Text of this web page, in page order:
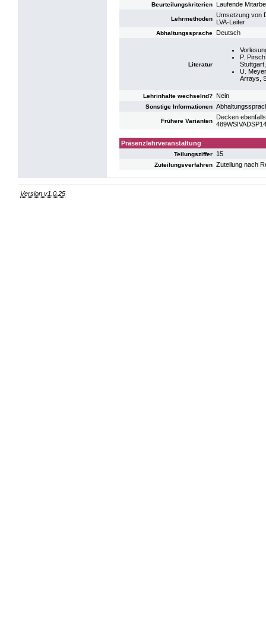
Beurteilungskriterien Laufende
Lehrmethoden
Umsetzung von
LVA-Leiter
Abhaltungssprache Deutsch
Literatur
P.
U.
Arrays,
Lehrinhalte wechselnd? Nein
Sonstige Informationen
Frühere Varianten
Decken
Präsenzlehrveranstaltung
Teilungsziffer 15
Zuteilungsverfahren Zuteilung nach
Version v1.0.25